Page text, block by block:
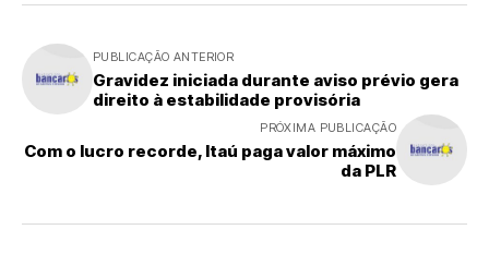
PUBLICAÇÃO ANTERIOR
Gravidez iniciada durante aviso prévio gera
direito à estabilidade provisória
PRÓXIMA PUBLICAÇÃO
Com o lucro recorde, Itaú paga valor máximo
da PLR